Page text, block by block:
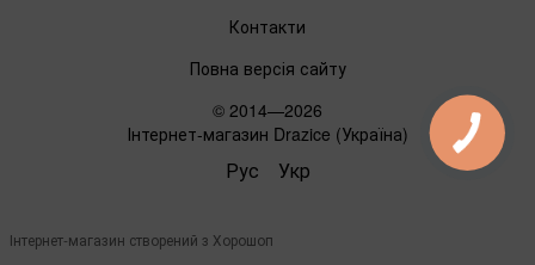
Контакти
Повна версія сайту
© 2014—2026
Інтернет-магазин Drazice (Україна)
Рус Укр
Інтернет-магазин створений з Хорошоп